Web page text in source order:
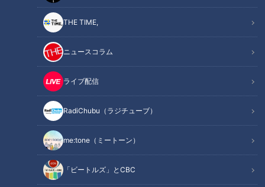
THE TIME,
ニュースコラム
ライブ配信
RadiChubu（ラジチューブ）
me:tone（ミートーン）
「ビートルズ」とCBC